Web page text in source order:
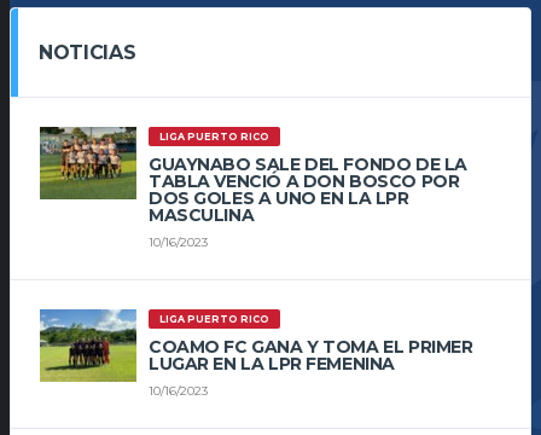
NOTICIAS
LIGA PUERTO RICO
GUAYNABO SALE DEL FONDO DE LA
TABLA VENCIÓ A DON BOSCO POR
DOS GOLES A UNO EN LA LPR
MASCULINA
10/16/2023
LIGA PUERTO RICO
COAMO FC GANA Y TOMA EL PRIMER
LUGAR EN LA LPR FEMENINA
10/16/2023